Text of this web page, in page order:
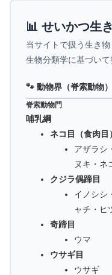
📊 せいかつ生
当サイトで扱う生き
生物分類学に基づいて
🐾 動物界（脊索動物）
脊索動物門
哺乳綱
ネコ目（食肉目）
アザラシ
ヌキ・ネ
クジラ偶蹄目
イノシシ
ャチ・ヒ
奇蹄目
ウマ
ウサギ目
ウサギ